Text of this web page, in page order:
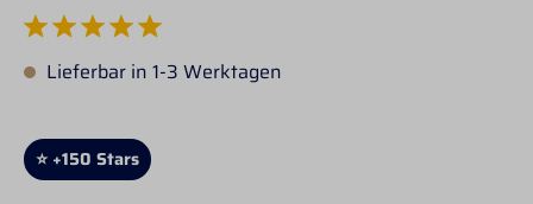
Durchschnittliche Bewertung von 5 von 5 Sternen
Lieferbar in 1-3 Werktagen
⭐ +150 Stars